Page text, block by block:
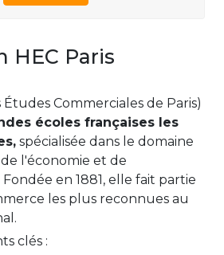
HEC Paris
Études Commerciales de Paris)
écoles françaises les
spécialisée dans le domaine
l'économie et de
en 1881, elle fait partie
les plus reconnues au
clés :